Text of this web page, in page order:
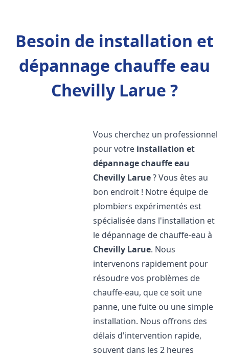
Besoin de installation et
dépannage chauffe eau
Chevilly Larue ?
Vous cherchez un professionnel
pour votre installation et
dépannage chauffe eau
Chevilly Larue? Vous êtes au
bon endroit ! Notre équipe de
plombiers expérimentés est
spécialisée dans l'installation et
le dépannage de chauffe-eau à
Chevilly Larue. Nous
intervenons rapidement pour
résoudre vos problèmes de
chauffe-eau, que ce soit une
panne, une fuite ou une simple
installation. Nous offrons des
délais d'intervention rapide,
souvent dans les 2 heures